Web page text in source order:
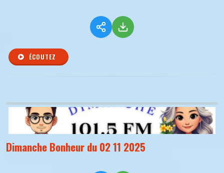
ÉCOUTEZ
Dimanche Bonheur du 02 11 2025